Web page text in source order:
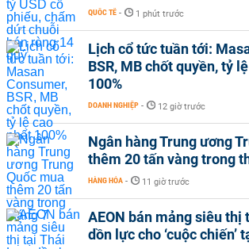
QUỐC TẾ - 1 phút trước
Lịch cổ tức tuần tới:
BSR, MB chốt quyền, tỷ
100%
DOANH NGHIỆP - 12 giờ trước
Ngân hàng Trung ương
thêm 20 tấn vàng trong
HÀNG HÓA - 11 giờ trước
AEON bán mảng siêu thị
dồn lực cho ‘cuộc chiến’